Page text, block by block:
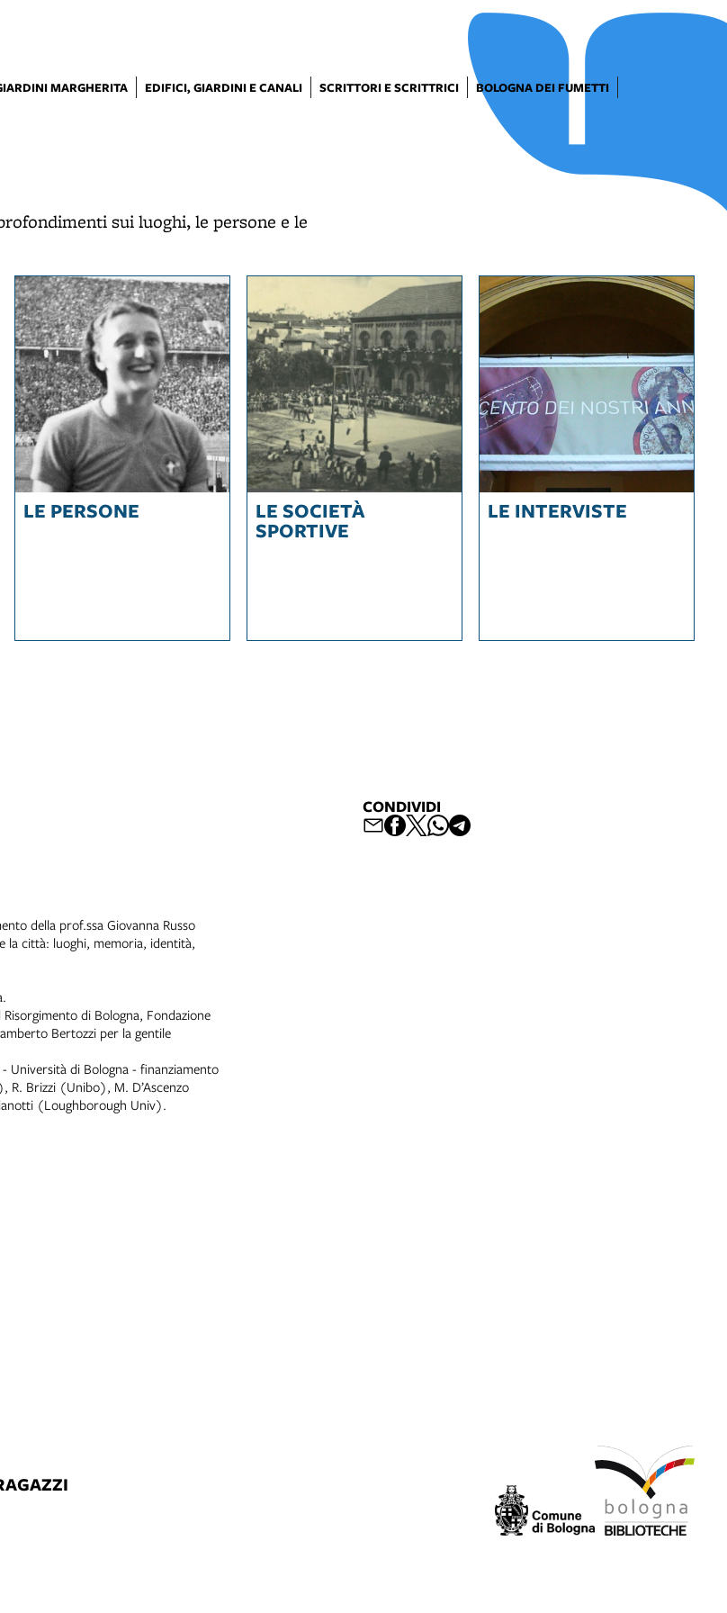
MARGHERITA EDIFICI, GIARDINI E CANALI SCRITTORI E SCRITTRICI
BOLOGNA DEI FUMETTI
sui luoghi, le persone e le
LE PERSONE LE SOCIETÀ
SPORTIVE
LE INTERVISTE
CONDIVIDI
della prof.ssa Giovanna Russo
la città: luoghi, memoria, identità,
di Bologna, Fondazione
Bertozzi per la gentile
Università di Bologna - finanziamento
R. Brizzi (Unibo), M. D’Ascenzo
(Loughborough Univ).